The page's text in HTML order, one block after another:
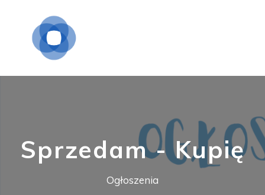
Sprzedam - Kupię
Ogłoszenia